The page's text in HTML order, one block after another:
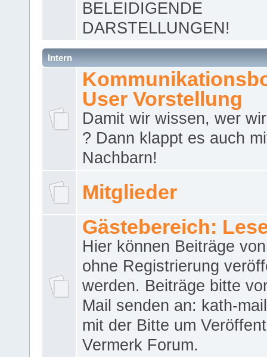
BELEIDIGENDE
DARSTELLUNGEN!
Intern
User Vorstellung
Damit wir wissen, wer
? Dann klappt es auch
Nachbarn!
Mitglieder
Gästebereich:
Hier können Beiträge
ohne Registrierung
werden. Beiträge bitte
Mail senden an: kath-
mit der Bitte um
Vermerk Forum.